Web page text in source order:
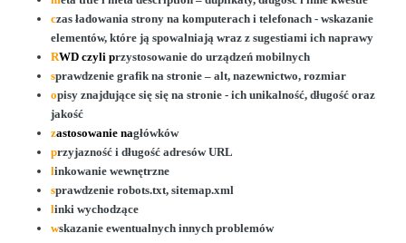
czas ładowania strony na komputerach i telefonach - wskazanie
elementów, które ją spowalniają wraz z sugestiami ich naprawy
RWD czyli przystosowanie do urządzeń mobilnych
sprawdzenie grafik na stronie – alt, nazewnictwo, rozmiar
opisy znajdujące się się na stronie - ich unikalność, długość oraz
jakość
zastosowanie nagłówków
przyjazność i długość adresów URL
linkowanie wewnętrzne
sprawdzenie robots.txt, sitemap.xml
linki wychodzące
wskazanie ewentualnych innych problemów